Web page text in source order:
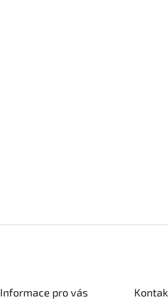
Informace pro vás